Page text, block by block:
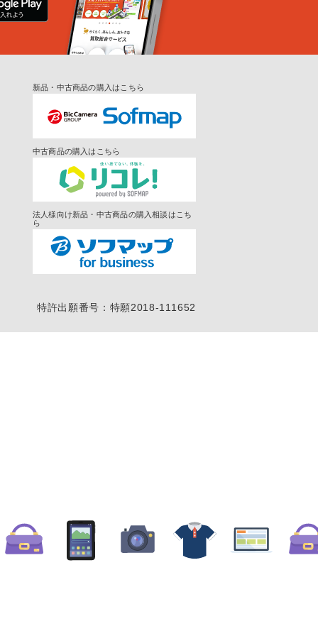
新品・中古商品の購入はこちら
中古商品の購入はこちら
法人様向け新品・中古商品の購入相談はこち
ら
特許出願番号：特願2018-111652